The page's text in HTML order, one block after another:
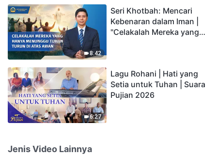
8:42
Seri Khotbah: Mencari
Kebenaran dalam Iman |
"Celakalah Mereka yang
6:27
Lagu Rohani | Hati yang
Setia untuk Tuhan | Suara
Pujian 2026
Jenis Video Lainnya